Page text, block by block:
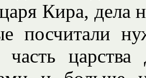
Кира, дела
посчитали
часть царства